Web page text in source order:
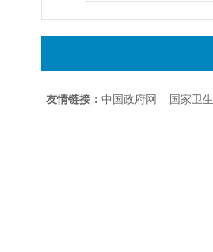
友情链接： 中国政府网 国家卫